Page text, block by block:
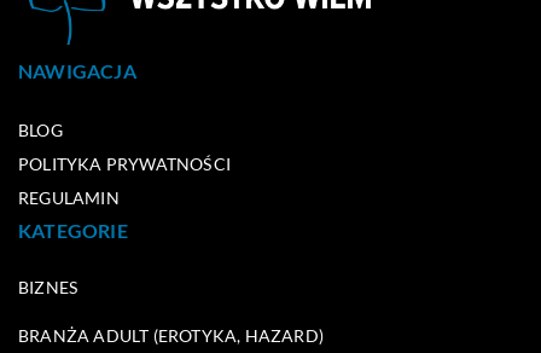
NAWIGACJA
BLOG
POLITYKA PRYWATNOŚCI
REGULAMIN
KATEGORIE
BIZNES
BRANŻA ADULT (EROTYKA, HAZARD)